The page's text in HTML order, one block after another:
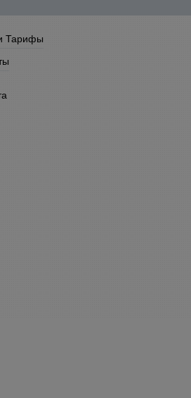
Тарифы